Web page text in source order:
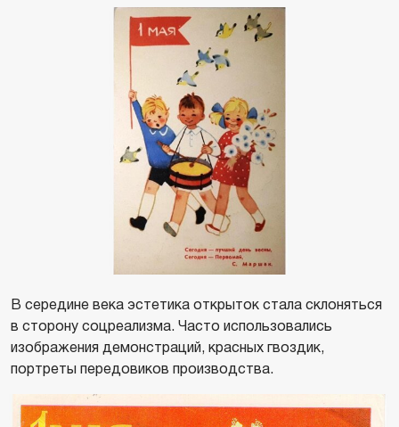
В середине века эстетика открыток стала склоняться
в сторону соцреализма. Часто использовались
изображения демонстраций, красных гвоздик,
портреты передовиков производства.